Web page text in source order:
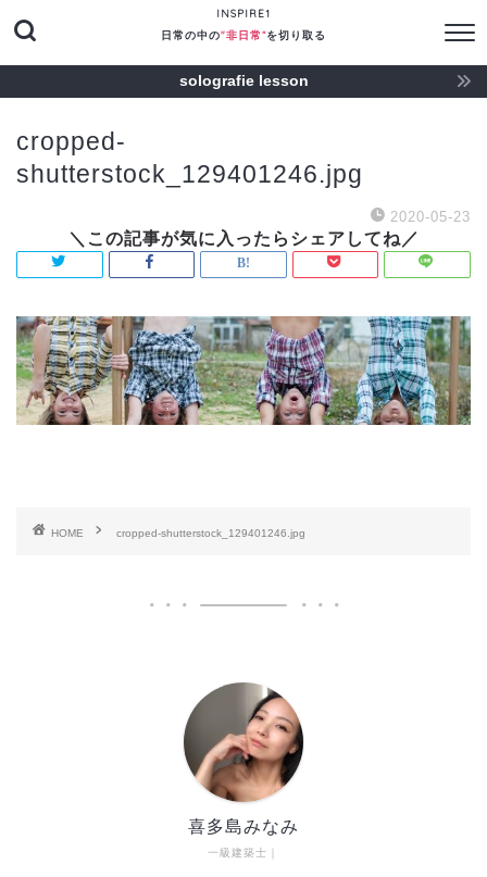
INSPIRE1
日常の中の"非日常“を切り取る
solografie lesson
cropped-
shutterstock_129401246.jpg
2020-05-23
HOME cropped-shutterstock_129401246.jpg
一級建築士｜
喜多島みなみ